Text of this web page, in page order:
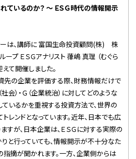
ているのか？ ～ ＥＳＧ時代の情報開示
ーは、講師に 富国生命投資顧問(株) 株
プ ＥＳＧアナリスト 葎嶋 真理 （むぐら
えて開催しました。
先の企業を評価する際、財務情報だけで
社会）・Ｇ（企業統治）に対してどのような
いるかを重視する投資方法で、世界の
レンドとなっています。近年、日本でも広
すが、日本企業は、ＥＳＧに対する実際の
と行っていても、情報開示が不十分なた
摘が聞かれます。一方、企業側からは